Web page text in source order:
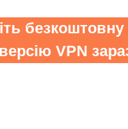
версію VPN